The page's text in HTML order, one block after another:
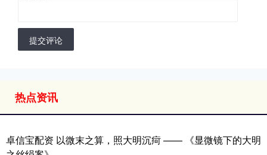
提交评论
热点资讯
卓信宝配资 以微末之算，照大明沉疴 —— 《显微镜下的大明